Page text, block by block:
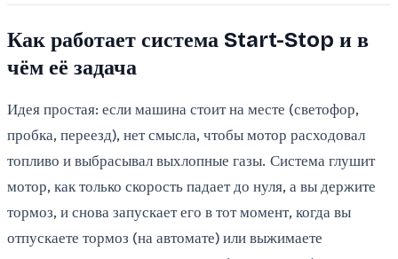
Как работает система Start-Stop и в
чём её задача
Идея простая: если машина стоит на месте (светофор,
пробка, переезд), нет смысла, чтобы мотор расходовал
топливо и выбрасывал выхлопные газы. Система глушит
мотор, как только скорость падает до нуля, а вы держите
тормоз, и снова запускает его в тот момент, когда вы
отпускаете тормоз (на автомате) или выжимаете